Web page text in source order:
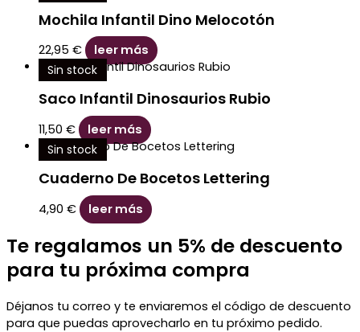
Mochila Infantil Dino Melocotón
22,95 €
leer más
Sin stock
Saco Infantil Dinosaurios Rubio
11,50 €
leer más
Sin stock
Cuaderno De Bocetos Lettering
4,90 € leer más
Te regalamos un 5% de descuento
para tu próxima compra
Déjanos tu correo y te enviaremos el código de descuento
para que puedas aprovecharlo en tu próximo pedido.